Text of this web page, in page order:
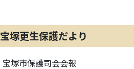
宝塚更生保護だより
宝塚市保護司会会報